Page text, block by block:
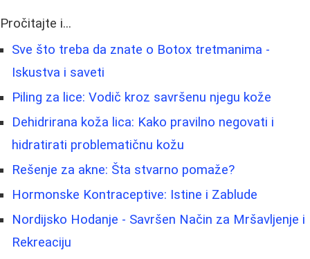
Pročitajte i...
Sve što treba da znate o Botox tretmanima -
Iskustva i saveti
Piling za lice: Vodič kroz savršenu njegu kože
Dehidrirana koža lica: Kako pravilno negovati i
hidratirati problematičnu kožu
Rešenje za akne: Šta stvarno pomaže?
Hormonske Kontraceptive: Istine i Zablude
Nordijsko Hodanje - Savršen Način za Mršavljenje i
Rekreaciju